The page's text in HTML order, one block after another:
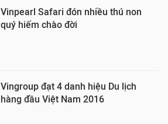
Vinpearl Safari đón nhiều thú non
quý hiếm chào đời
Vingroup đạt 4 danh hiệu Du lịch
hàng đầu Việt Nam 2016